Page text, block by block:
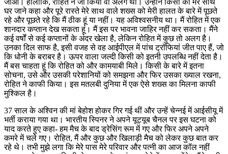
घर जाने कहा और पूरे रास्ते मेरे साथ वाले शख्स को मेरी हालत के बारे में पूछते
रहे और पूछते रहे कि मैं ठीक हूं या नहीं। यह अविश्वसनीय था। मैं रोहित में एक
शानदार कप्तान देख सकता हूं। मैं इस पर भावना जाहिर नहीं कर सकता। मैंने
कई वर्षों से कई कप्तानों के अंदर खेला है, लेकिन रोहित में कुछ तो अलग है।
उनका दिल साफ है, इसी वजह से वह आईपीएल में पांच ट्रॉफियां जीत पाए हैं, जो
कि धोनी के बराबर है। ऊपर वाला जल्दी किसी को इतनी उपलब्धि नहीं देता है।
मैं बस चाहता हूं कि रोहित को और कामयाबी मिले। किसी के बारे में इतना
सोचना, उसे और उसकी परेशानियों को समझना और फिर उसका ख्याल रखना,
रोहित ने काफी किया। इस मतलबी दुनिया में एक ऐसे शख्स का मिलना काफी
मुश्किल है।
37 साल के अश्विन की मां बेहोश होकर गिर गई थीं और उन्हें चेन्नई में आईसीयू में
भर्ती कराया गया था। भारतीय स्पिनर ने अपने यूट्यूब चैनल पर इस घटना को
याद करते हुए कहा- हम मैच के बाद ड्रेसिंग रूम में गए और फिर अपने अपने
कमरे में चले गए। रोहित, मैं और कुछ और खिलाड़ी मैच को लेकर कुछ बात कर
रहे थे। तभी मुझे लगा कि मेरे पास मेरे परिवार और पत्नी का आज कॉल नहीं